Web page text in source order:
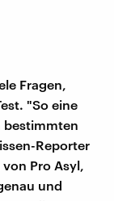
Fragen,
"So eine
bestimmten
Reporter
Pro Asyl,
und